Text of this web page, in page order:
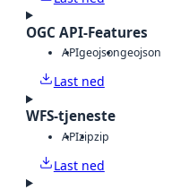
OGC API-Features
APIgeojsongeojson
Last ned
WFS-tjeneste
APIzipzip
Last ned